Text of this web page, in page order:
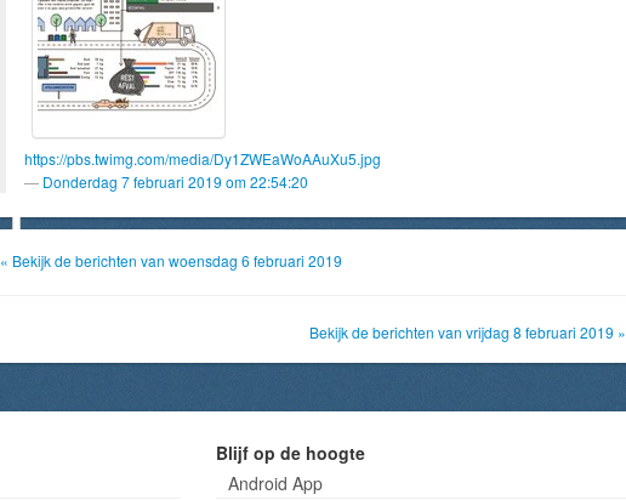
https://pbs.twimg.com/media/Dy1ZWEaWoAAuXu5.jpg
Donderdag 7 februari 2019 om 22:54:20
« Bekijk de berichten van woensdag 6 februari 2019
Bekijk de berichten van vrijdag 8 februari 2019 »
Blijf op de hoogte
Android App